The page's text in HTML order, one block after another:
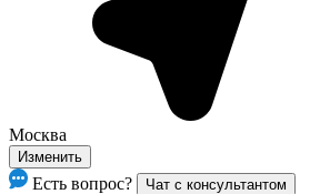
Москва
Изменить
Есть вопрос? Чат с консультантом